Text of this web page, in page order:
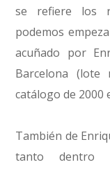
se refiere los
podemos
acuñado por
Barcelona
catálogo de 2000
También de
tanto dentro